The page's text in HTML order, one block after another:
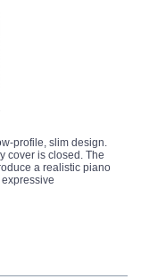
profile, slim design.
cover is closed. The
a realistic piano